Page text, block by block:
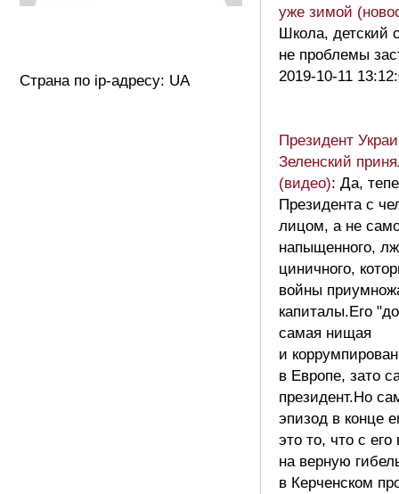
Страна по ip-адресу: UA
уже зимой
Школа, детский
не проблемы
2019-10-11
Президент
Зеленский
(видео): Да,
Президента с
лицом, а не
напыщенного,
циничного,
войны
капиталы.Его
самая нищая
и
в Европе, зато
президент.Но
эпизод в конце
это то, что с
на верную
в Керченском